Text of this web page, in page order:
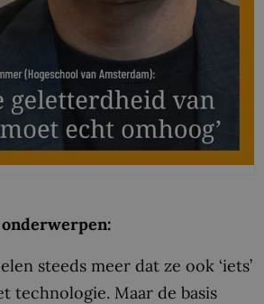
steeds meer dat ze ook ‘iets’
technologie. Maar de basis